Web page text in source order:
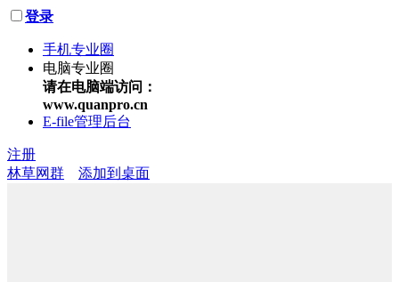
登录
手机专业圈
电脑专业圈
请在电脑端访问：
www.quanpro.cn
E-file管理后台
注册
林草网群
添加到桌面